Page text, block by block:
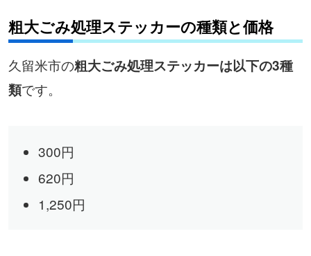
粗大ごみ処理ステッカーの種類と価格
久留米市の粗大ごみ処理ステッカーは以下の3種
類です。
300円
620円
1,250円